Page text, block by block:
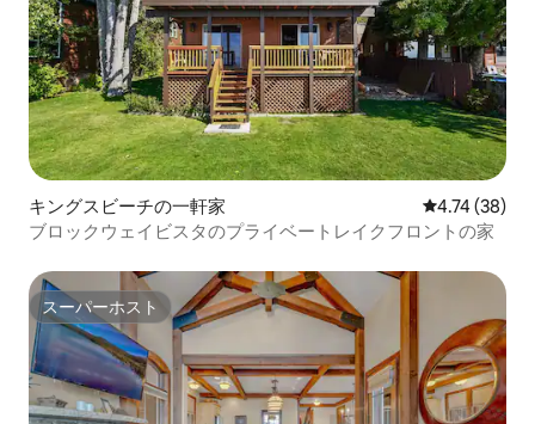
キングスビーチの一軒家 レビュー38
4.74 (38)
ブロックウェイビスタのプライベートレイクフロントの家
スーパーホスト
スーパーホスト